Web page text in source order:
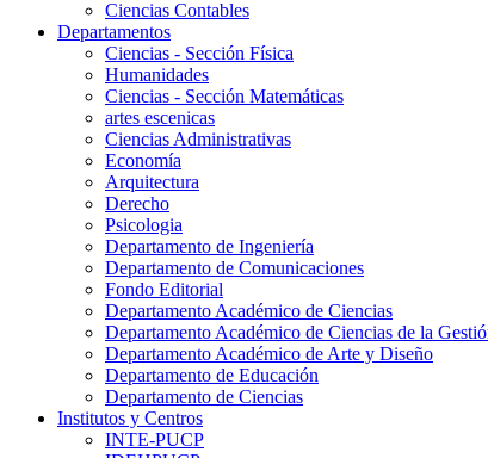
Ciencias Contables
Departamentos
Ciencias - Sección Física
Humanidades
Ciencias - Sección Matemáticas
artes escenicas
Ciencias Administrativas
Economía
Arquitectura
Derecho
Psicologia
Departamento de Ingeniería
Departamento de Comunicaciones
Fondo Editorial
Departamento Académico de Ciencias
Departamento Académico de Ciencias de la
Departamento Académico de Arte y Diseño
Departamento de Educación
Departamento de Ciencias
Institutos y Centros
INTE-PUCP